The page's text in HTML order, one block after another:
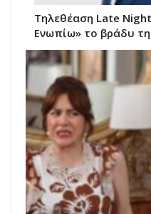
Τηλεθέαση Late
Ενωπίω» το βράδυ